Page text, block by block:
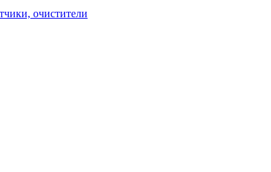
очистители